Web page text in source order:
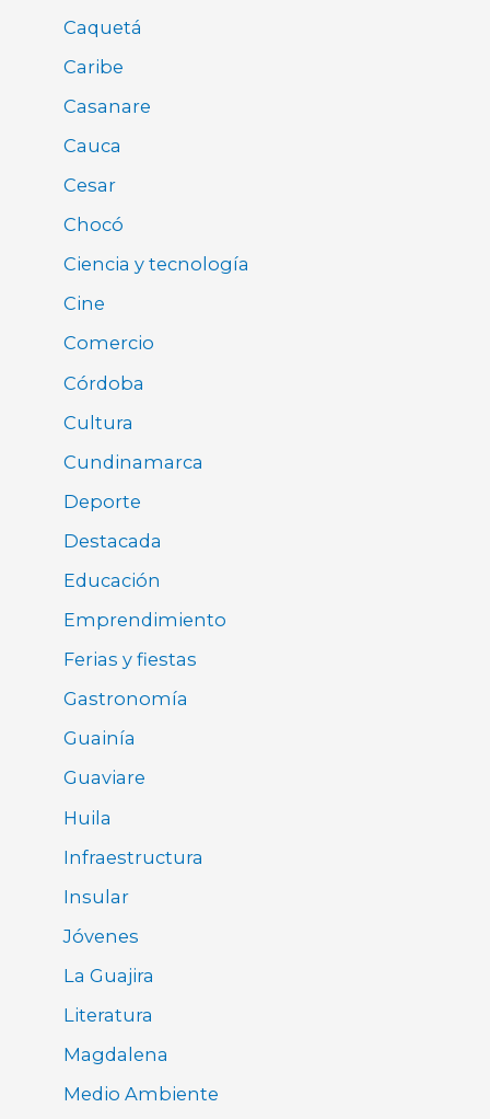
Caquetá
Caribe
Casanare
Cauca
Cesar
Chocó
Ciencia y tecnología
Cine
Comercio
Córdoba
Cultura
Cundinamarca
Deporte
Destacada
Educación
Emprendimiento
Ferias y fiestas
Gastronomía
Guainía
Guaviare
Huila
Infraestructura
Insular
Jóvenes
La Guajira
Literatura
Magdalena
Medio Ambiente